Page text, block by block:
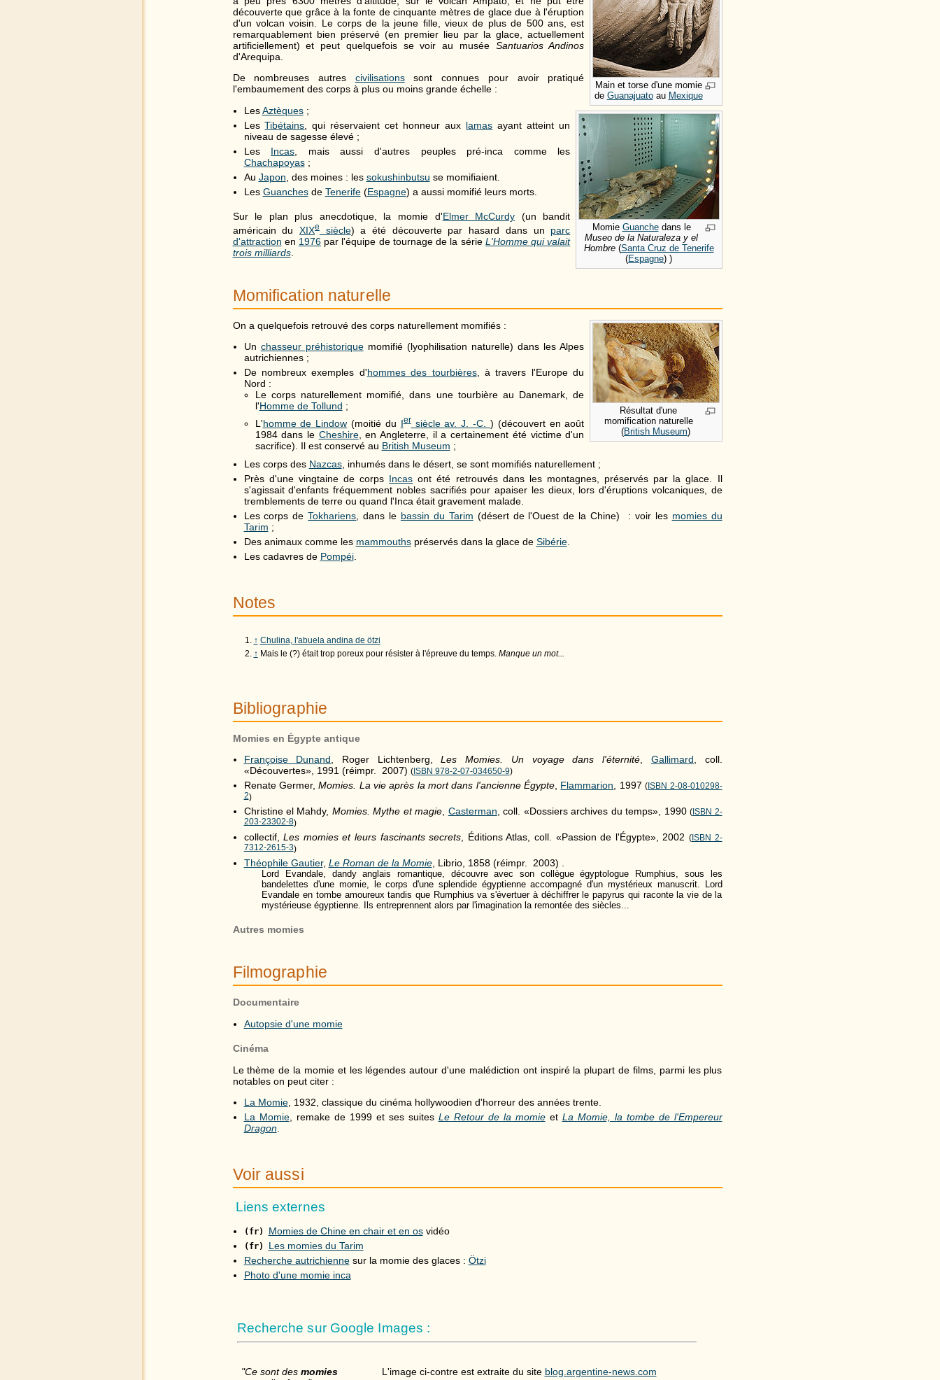
Main et torse d'une momie
de Guanajuatoau Mexique
Momie Guanchedans le
Museo de la Naturaleza y el
Hombre(Santa Cruz de Tenerife
(Espagne) )
découverte que grâce à la fonte de cinquante mètres de glace due à l'éruption
d'un volcan voisin. Le corps de la jeune fille, vieux de plus de 500 ans, est
remarquablement bien préservé (en premier lieu par la glace, actuellement
artificiellement) et peut quelquefois se voir au musée Santuarios Andinos
d'Arequipa.
De nombreuses autres civilisationssont connues pour avoir pratiqué
l'embaumement des corps à plus ou moins grande échelle :
LesAztèques;
LesTibétains , qui réservaient cet honneur aux lamas ayant atteint un
niveau de sagesse élevé ;
Les Incas , mais aussi d'autres peuples pré-inca comme les
Chachapoyas;
Au Japon , des moines : les sokushinbutsu se momifiaient.
Les Guanchesde Tenerife(Espagne) a aussi momifié leurs morts.
Sur le plan plus anecdotique, la momie d'Elmer McCurdy (un bandit
américain du XIXesiècle) a été découverte par hasard dans un parc
d'attraction en 1976par l'équipe de tournage de la série L'Homme qui valait
trois milliards.
Momification naturelle
Résultat d'une
momification naturelle
(British Museum)
On a quelquefois retrouvé des corps naturellement momifiés :
Un chasseur préhistoriquemomifié (lyophilisation naturelle) dans les Alpes
autrichiennes ;
De nombreux exemples d'hommes des tourbières, à travers l'Europe du
Nord :
Le corps naturellement momifié, dans une tourbière au Danemark, de
l'Homme de Tollund ;
L'homme de Lindow (moitié du Iersiècleav. J. -C. ) (découvert en août
1984 dans le Cheshire, en Angleterre, il a certainement été victime d'un
sacrifice). Il est conservé au British Museum ;
Les corps des Nazcas, inhumés dans le désert, se sont momifiés naturellement ;
Près d'une vingtaine de corps Incas ont été retrouvés dans les montagnes, préservés par la glace. Il
s'agissait d'enfants fréquemment nobles sacrifiés pour apaiser les dieux, lors d'éruptions volcaniques, de
tremblements de terre ou quand l'Inca était gravement malade.
Les corps deTokhariens, dans le bassin du Tarim (désert de l'Ouest de la Chine) : voir les momies du
Tarim ;
Des animaux comme les mammouthspréservés dans la glace de Sibérie.
Les cadavres de Pompéi.
Notes
↑
Chulina, l'abuela andina de ötzi
↑
Mais le (?) était trop poreux pour résister à l'épreuve du temps. Manque un mot...
Bibliographie
Momies en Égypte antique
Françoise Dunand , Roger Lichtenberg,Les Momies. Un voyage dans l'éternité Gallimard , coll.
«Découvertes», 1991 (réimpr. 2007) (ISBN 978-2-07-034650-9)
Renate Germer,Momies. La vie après la mort dans l'ancienne Égypte Flammarion , 1997( ISBN 2-08-010298-
2)
Christine el Mahdy, Momies. Mythe et magie Casterman , coll. «Dossiers archives du temps», 1990( ISBN 2-
203-23302-8)
collectif,Les momies et leurs fascinants secrets , Éditions Atlas, coll. «Passion de l'Égypte», 2002 (ISBN 2-
7312-2615-3)
Théophile Gautier, Le Roman de la Momie, Librio, 1858 (réimpr. 2003)
Lord Evandale, dandy anglais romantique, découvre avec son collègue égyptologue Rumphius, sous les
bandelettes d'une momie, le corps d'une splendide égyptienne accompagné d'un mystérieux manuscrit. Lord
Evandale en tombe amoureux tandis que Rumphius va s'évertuer à déchiffrer le papyrus qui raconte la vie de la
mystérieuse égyptienne. Ils entreprennent alors par l'imagination la remontée des siècles...
Autres momies
Filmographie
Documentaire
Autopsie d'une momie
Cinéma
Le thème de la momie et les légendes autour d'une malédiction ont inspiré la plupart de films, parmi les plus
notables on peut citer :
La Momie, 1932, classique du cinéma hollywoodien d'horreur des années trente.
La Momie, remake de 1999 et ses suites Le Retour de la momieet La Momie, la tombe de l'Empereur
Dragon.
Voir aussi
Liens externes
(fr) Momies de Chine en chair et en osvidéo
(fr)
Les momies du Tarim
Recherche autrichiennesur la momie des glaces : Ötzi
Photo d'une momie inca
Recherche sur Google Images :
"Ce sont des momies
L'image ci-contre est extraite du site blog.argentine-news.com